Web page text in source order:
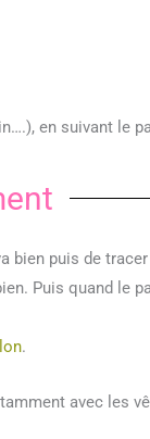
en suivant le
puis de
Puis quand le
.
avec les